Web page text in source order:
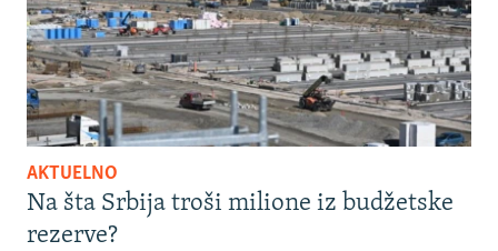
AKTUELNO
Na šta Srbija troši milione iz budžetske
rezerve?